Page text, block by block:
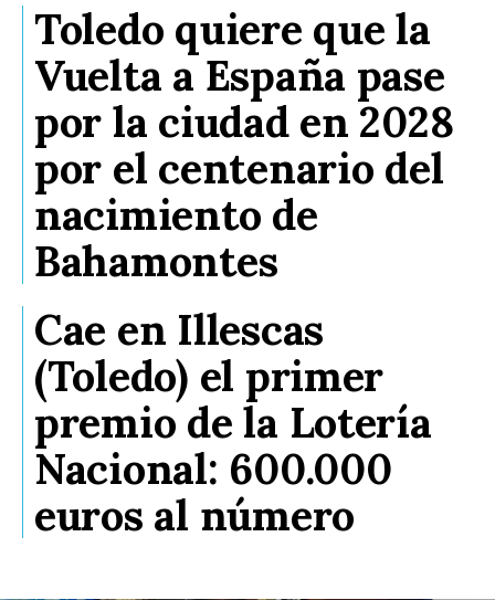
Toledo quiere que la
Vuelta a España pase
por la ciudad en 2028
por el centenario del
nacimiento de
Bahamontes
Cae en Illescas
(Toledo) el primer
premio de la Lotería
Nacional: 600.000
euros al número